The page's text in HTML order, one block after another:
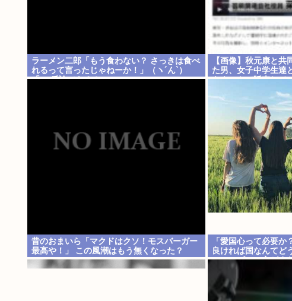
ラーメン二郎「もう食わない？ さっきは食べ
れるって言ったじゃねーか！」（ヽ´ん`）
「」 反論できる？
【画像】秋元康と
た男、女子中学生達
をネットで販売して
昔のおまいら「マクドはクソ！モスバーガー
最高や！」 この風潮はもう無くなった？
「愛国心って必要か
良ければ国なんてど
のコンビニの方がま